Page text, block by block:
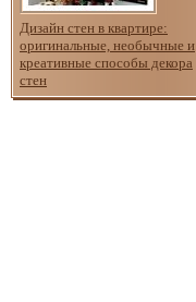
Дизайн стен в квартире:
оригинальные, необычные и
креативные способы декора
стен